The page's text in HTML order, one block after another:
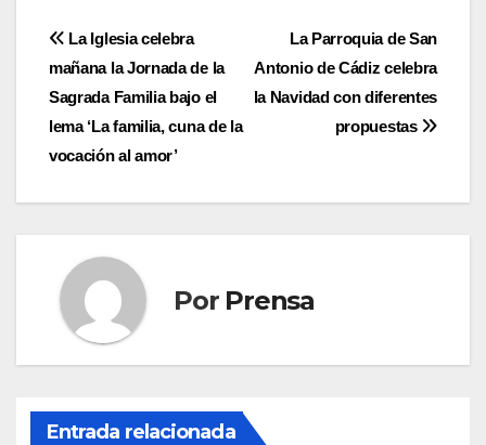
Navegación
de
entradas
La Parroquia de San
Antonio de Cádiz celebra
la Navidad con diferentes
propuestas
La Iglesia celebra
mañana la Jornada de la
Sagrada Familia bajo el
lema ‘La familia, cuna de la
vocación al amor’
Por Prensa
Entrada relacionada